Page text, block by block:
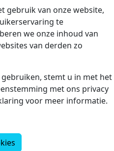
gebruik van onze website,
te
we onze inhoud van
van derden zo
stemt u in met het
met ons privacy
voor meer informatie.